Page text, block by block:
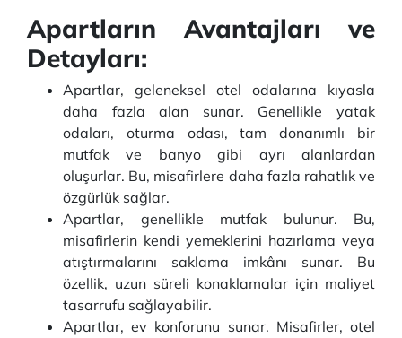
Apartların Avantajları ve
Detayları:
Apartlar, geleneksel otel odalarına kıyasla
daha fazla alan sunar. Genellikle yatak
odaları, oturma odası, tam donanımlı bir
mutfak ve banyo gibi ayrı alanlardan
oluşurlar. Bu, misafirlere daha fazla rahatlık ve
özgürlük sağlar.
Apartlar, genellikle mutfak bulunur. Bu,
misafirlerin kendi yemeklerini hazırlama veya
atıştırmalarını saklama imkânı sunar. Bu
özellik, uzun süreli konaklamalar için maliyet
tasarrufu sağlayabilir.
Apartlar, ev konforunu sunar. Misafirler, otel